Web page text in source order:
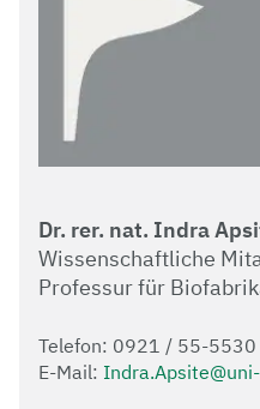
Dr. rer. nat. Indra
Wissenschaftliche
Professur für
Telefon: 0921 / 55-5530
E-Mail: